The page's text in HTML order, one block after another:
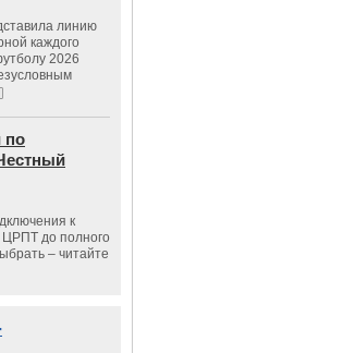
линию
каждого
2026
по
к
ЦРПТ до полного
– читайте